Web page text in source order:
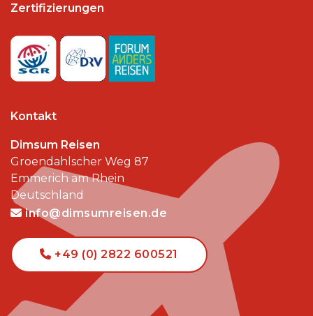
Zertifizierungen
Kontakt
Dimsum Reisen
Groendahlscher Weg 87
Emmerich am Rhein
Deutschland
info@dimsumreisen.de
+49 (0) 2822 600521